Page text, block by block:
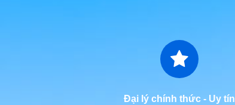
Đại lý chính thức - Uy tín